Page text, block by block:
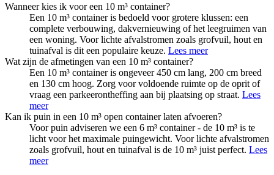
Wanneer kies ik voor een 10 m³ container?
Een 10 m³ container is bedoeld voor grotere klussen: een
complete verbouwing, dakvernieuwing of het leegruimen van
een woning. Voor lichte afvalstromen zoals grofvuil, hout en
tuinafval is dit een populaire keuze. Lees meer
Wat zijn de afmetingen van een 10 m³ container?
Een 10 m³ container is ongeveer 450 cm lang, 200 cm breed
en 130 cm hoog. Zorg voor voldoende ruimte op de oprit of
vraag een parkeerontheffing aan bij plaatsing op straat. Lees
meer
Kan ik puin in een 10 m³ open container laten afvoeren?
Voor puin adviseren we een 6 m³ container - de 10 m³ is te
licht voor het maximale puingewicht. Voor lichte afvalstromen
zoals grofvuil, hout en tuinafval is de 10 m³ juist perfect. Lees
meer